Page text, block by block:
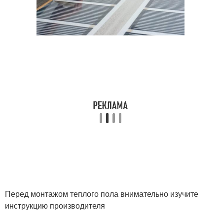
Перед монтажом теплого пола внимательно изучите
инструкцию производителя